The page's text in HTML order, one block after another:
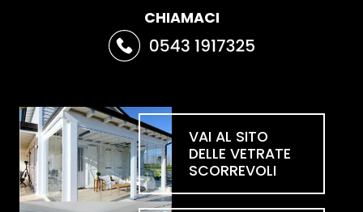
CHIAMACI
VAI AL SITO
DELLE VETRATE
SCORREVOLI